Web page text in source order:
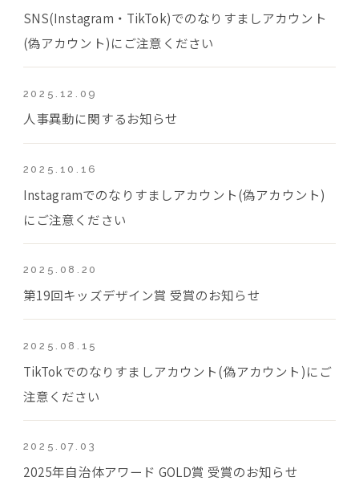
SNS(Instagram・TikTok)でのなりすましアカウント
(偽アカウント)にご注意ください
2025.12.09
人事異動に関するお知らせ
2025.10.16
Instagramでのなりすましアカウント(偽アカウント)
にご注意ください
2025.08.20
第19回キッズデザイン賞 受賞のお知らせ
2025.08.15
TikTokでのなりすましアカウント(偽アカウント)にご
注意ください
2025.07.03
2025年自治体アワード GOLD賞 受賞のお知らせ